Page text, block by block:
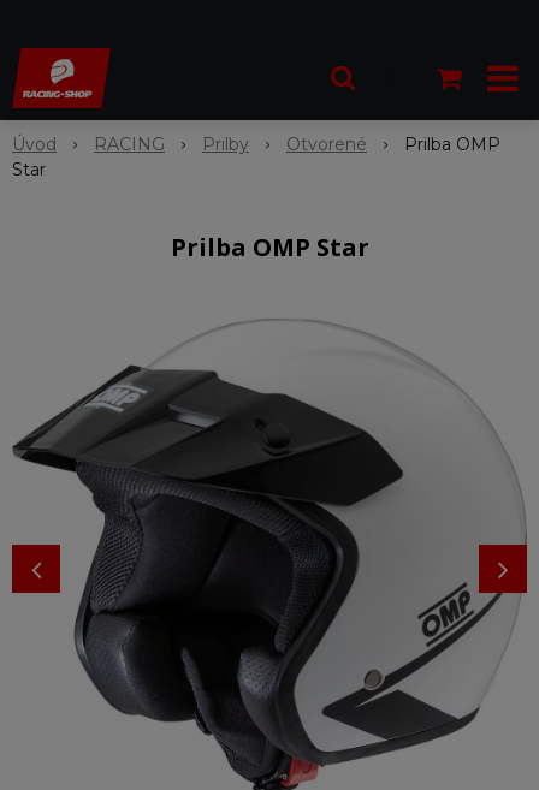
Úvod RACING Prilby Otvorené
Prilba OMP
Star
Prilba OMP Star